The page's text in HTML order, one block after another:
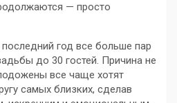
— просто
год все больше пар
до 30 гостей. Причина не
все чаще хотят
самых близких, сделав